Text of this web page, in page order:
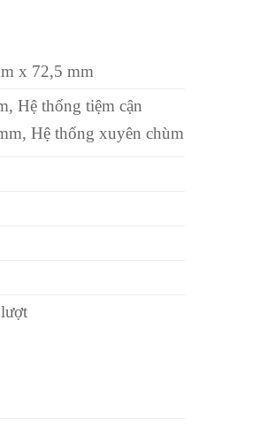
x 72,5 mm
Hệ thống tiệm cận
Hệ thống xuyên chùm